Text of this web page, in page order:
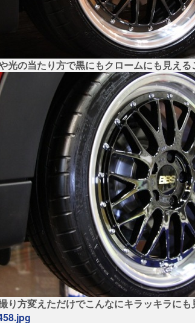
光の当たり方で黒にもクロームにも見え
り方変えただけでこんなにキラッキラにも